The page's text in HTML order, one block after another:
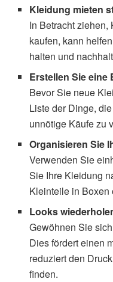
Kleidung mieten
In Betracht ziehen,
kaufen, kann
halten und
Erstellen Sie eine
Bevor Sie neue
Liste der Dinge,
unnötige Käufe zu
Organisieren Sie
Verwenden Sie
Sie Ihre Kleidung
Kleinteile in Boxen
Looks
Gewöhnen Sie
Dies fördert einen
reduziert den
finden.